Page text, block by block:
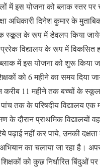
में इस योजना को ब्लाक स्तर पर
अधिकारी दिनेश कुमार के
स्कूल के रूप में डेवलप किया
प्ररेक विद्यालय के रूप में विकसित
में इस योजना को शुरू किया
को 6 महीने का समय दिया
करीब 11 महीने तक बच्चों के
तक के परिषदीय विद्यालय एक
के दौरान प्राथमिक विद्यालयों
नहीं कर पाये, उनकी
अभियान का चलाया जा रहा है।
को कुछ निर्धारित बिंदुओं